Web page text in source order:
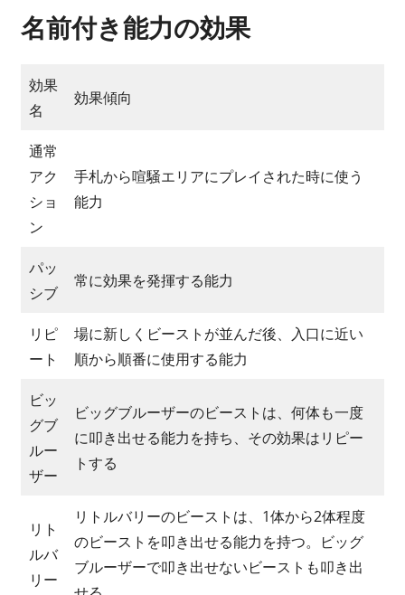
名前付き能力の効果
効果
名
効果傾向
通常
アク
ショ
ン
手札から喧騒エリアにプレイされた時に使う
能力
パッ
シブ
常に効果を発揮する能力
リピ
ート
場に新しくビーストが並んだ後、入口に近い
順から順番に使用する能力
ビッ
グブ
ルー
ザー
ビッグブルーザーのビーストは、何体も一度
に叩き出せる能力を持ち、その効果はリピー
トする
リト
ルバ
リー
リトルバリーのビーストは、1体から2体程度
のビーストを叩き出せる能力を持つ。ビッグ
ブルーザーで叩き出せないビーストも叩き出